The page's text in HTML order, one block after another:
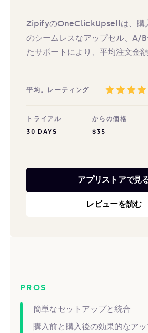
ZipifyのOneClickUpsellは、購
のシームレスなアップセル、A/
たサポートにより、平均注文金額
平均。レーティング
トライアル
30 DAYS
からの価格
$35
アプリストアで見
レビューを読む
PROS
簡単なセットアップと統合
購入前と購入後の効果的なア